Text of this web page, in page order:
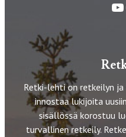
Retki-lehti on retkeilyn
innostaa lukijoita
sisällössä korostuu
turvallinen retkeily.